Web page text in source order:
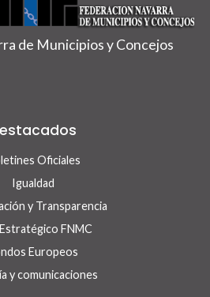
de Municipios y Concejos
Oficiales
Igualdad
y Transparencia
FNMC
Europeos
y comunicaciones